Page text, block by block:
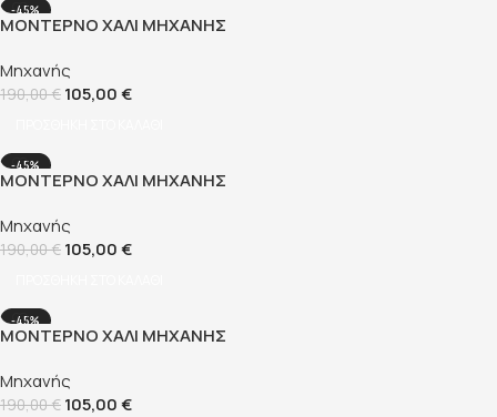
-45%
ΜΟΝΤΈΡΝΟ ΧΑΛΊ ΜΗΧΑΝΉΣ
Μηχανής
190,00€ 105,00€
-45%
ΜΟΝΤΈΡΝΟ ΧΑΛΊ ΜΗΧΑΝΉΣ
Μηχανής
190,00€ 105,00€
-45%
ΜΟΝΤΈΡΝΟ ΧΑΛΊ ΜΗΧΑΝΉΣ
Μηχανής
190,00€ 105,00€